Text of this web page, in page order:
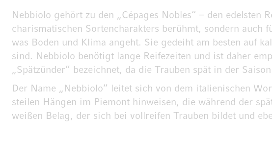
Nebbiolo gehört zu den „Cépages Nobles“ – den
charismatischen Sortencharakters berühmt, sondern
was Boden und Klima angeht. Sie gedeiht am besten auf
sind. Nebbiolo benötigt lange Reifezeiten und ist daher
„Spätzünder“ bezeichnet, da die Trauben spät in der
Der Name „Nebbiolo“ leitet sich von dem italienischen
steilen Hängen im Piemont hinweisen, die während der
weißen Belag, der sich bei vollreifen Trauben bildet und